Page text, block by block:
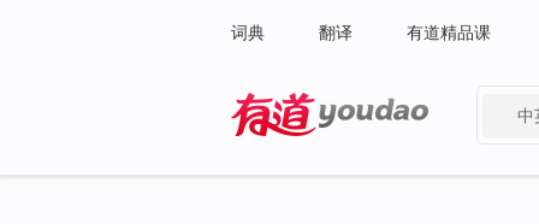
词典 翻译 有道精品课
中